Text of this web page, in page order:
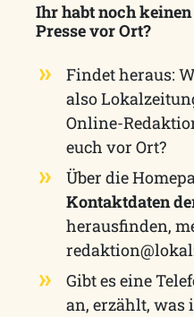
Ihr habt noch
Presse vor Ort?
Findet heraus:
also
Online-
euch vor Ort?
Über die
Kontaktdaten
herausfinden,
Gibt es eine
an, erzählt,